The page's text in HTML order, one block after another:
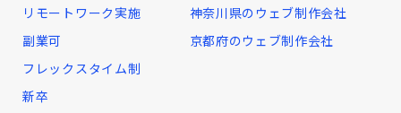
リモートワーク実施
副業可
フレックスタイム制
新卒
神奈川県のウェブ制作会社
京都府のウェブ制作会社